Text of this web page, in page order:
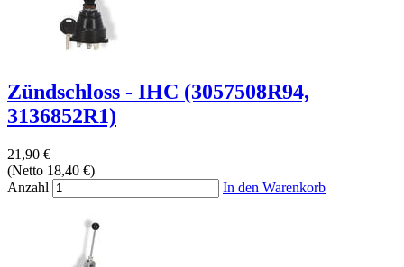
Zündschloss - IHC (3057508R94,
3136852R1)
21,90 €
(Netto 18,40 €)
Anzahl
In den Warenkorb